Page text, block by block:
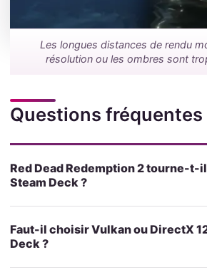
Les longues distances de rendu
résolution ou les ombres sont
Questions fréquentes
Red Dead Redemption 2 tourne-t-
Steam Deck ?
Faut-il choisir Vulkan ou DirectX
Deck ?